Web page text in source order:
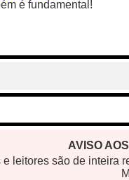
é fundamental!
AVISO
leitores são de inteira